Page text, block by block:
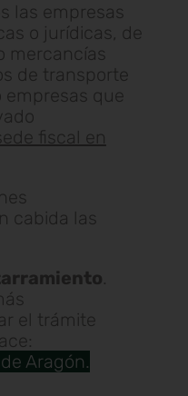
las empresas
o jurídicas, de
mercancías
de transporte
empresas que
fiscal en
cabida las
.
el trámite
Aragón.